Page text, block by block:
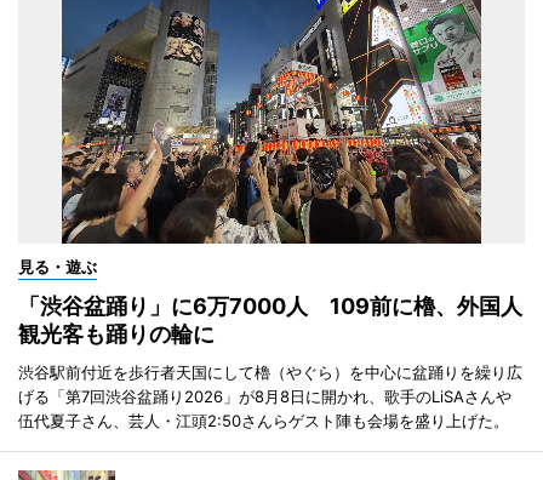
見る・遊ぶ
「渋谷盆踊り」に6万7000人 109前に櫓、外国人
観光客も踊りの輪に
渋谷駅前付近を歩行者天国にして櫓（やぐら）を中心に盆踊りを繰り広
げる「第7回渋谷盆踊り2026」が8月8日に開かれ、歌手のLiSAさんや
伍代夏子さん、芸人・江頭2:50さんらゲスト陣も会場を盛り上げた。